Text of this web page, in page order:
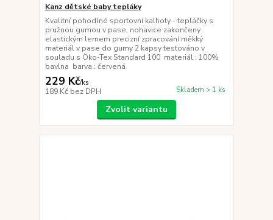
Kanz dětské baby tepláky
Kvalitní pohodlné sportovní kalhoty - tepláčky s
pružnou gumou v pase, nohavice zakončeny
elastickým lemem precizní zpracování měkký
materiál v pase do gumy 2 kapsy testováno v
souladu s Öko-Tex Standard 100 materiál : 100%
bavlna barva : červená
229 Kč/ks
189 Kč bez DPH Skladem > 1 ks
Zvolit variantu